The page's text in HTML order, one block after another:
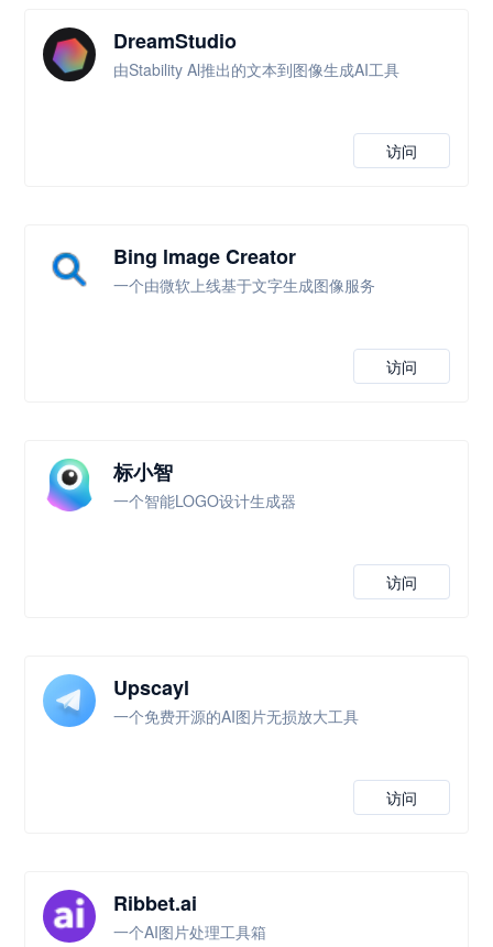
DreamStudio
由Stability Al推出的文本到图像生成AI工具
访问
Bing lmage Creator
一个由微软上线基于文字生成图像服务
访问
标小智
一个智能LOGO设计生成器
访问
Upscayl
一个免费开源的AI图片无损放大工具
访问
Ribbet.ai
一个AI图片处理工具箱